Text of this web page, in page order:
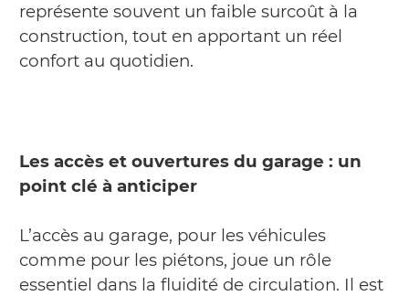
représente souvent un faible surcoût à la
construction, tout en apportant un réel
confort au quotidien.
Les accès et ouvertures du garage : un
point clé à anticiper
L’accès au garage, pour les véhicules
comme pour les piétons, joue un rôle
essentiel dans la fluidité de circulation. Il est